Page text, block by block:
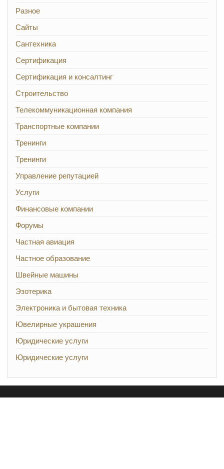
Разное
Сайты
Сантехника
Сертификация
Сертификация и консалтинг
Строительство
Телекоммуникационная компания
Транспортные компании
Тренинги
Тренинги
Управление репутацией
Услуги
Финансовые компании
Форумы
Частная авиация
Частное образование
Швейные машины
Эзотерика
Электроника и бытовая техника
Ювелирные украшения
Юридические услуги
Юридические услуги